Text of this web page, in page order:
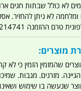
ומלחמה לא ניתן להחזיר.
טרם ההזמנה 0523214741
מוצרים:
שהמזמין הזמין כי
מזרנים. מגבות.
שנעשה בו שימוש